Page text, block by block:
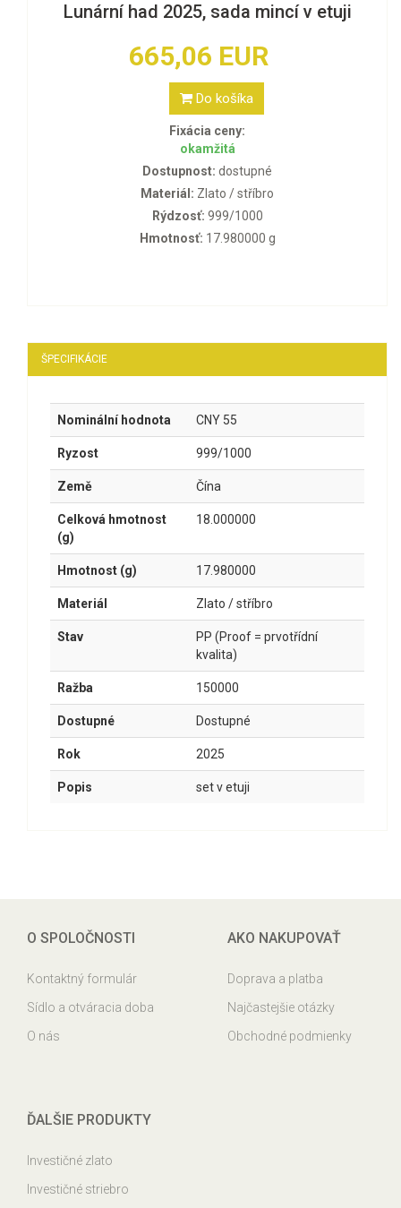
Lunární had 2025, sada mincí v etuji
665,06 EUR
Do košíka
Fixácia ceny:
okamžitá
Dostupnost: dostupné
Materiál: Zlato / stříbro
Rýdzosť: 999/1000
Hmotnosť: 17.980000 g
ŠPECIFIKÁCIE
Nominální hodnota CNY 55
Ryzost 999/1000
Země Čína
Celková hmotnost
(g)
18.000000
Hmotnost (g) 17.980000
Materiál Zlato / stříbro
Stav
PP (Proof = prvotřídní
kvalita)
Ražba 150000
Dostupné Dostupné
Rok 2025
Popis set v etuji
O SPOLOČNOSTI
Kontaktný formulár
Sídlo a otváracia doba
O nás
AKO NAKUPOVAŤ
Doprava a platba
Najčastejšie otázky
Obchodné podmienky
ĎALŠIE PRODUKTY
Investičné zlato
Investičné striebro